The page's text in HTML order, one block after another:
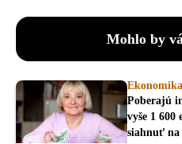
Mohlo by
Ekonomika
Poberajú
vyše 1 600
siahnuť na